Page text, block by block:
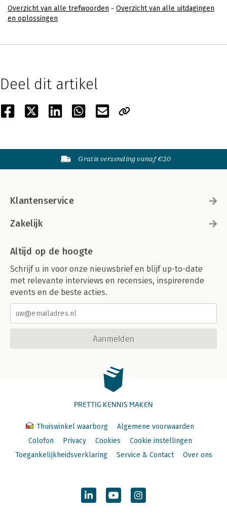
Overzicht van alle trefwoorden - Overzicht van alle uitdagingen
en oplossingen
Deel dit artikel
Gratis verzending vanaf €20
Klantenservice
Zakelijk
Altijd op de hoogte
Schrijf u in voor onze nieuwsbrief en blijf up-to-date
met relevante interviews en recensies, inspirerende
events en de beste acties.
Aanmelden
PRETTIG KENNIS MAKEN
Thuiswinkel waarborg
Algemene voorwaarden
Colofon
Privacy Cookies
Cookie instellingen
Toegankelijkheidsverklaring
Service & Contact Over ons